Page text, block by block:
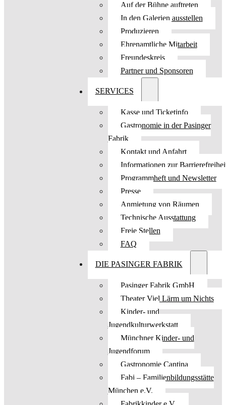
Auf der Bühne auftreten
In den Galerien ausstellen
Produzieren
Ehrenamtliche Mitarbeit
Freundeskreis
Partner und Sponsoren
SERVICES
Kasse und Ticketinfo
Gastronomie in der Pasinger
Fabrik
Kontakt und Anfahrt
Informationen zur
Programmheft und Newsletter
Presse
Anmietung von Räumen
Technische Ausstattung
Freie Stellen
FAQ
DIE PASINGER FABRIK
Pasinger Fabrik GmbH
Theater Viel Lärm um Nichts
Kinder- und
Jugendkulturwerkstatt
Münchner Kinder- und
Jugendforum
Gastronomie Cantina
Fabi – Familienbildungsstätte
München e.V.